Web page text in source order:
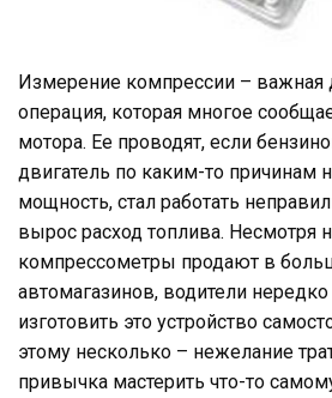
Измерение компрессии – важная
операция, которая многое
мотора. Ее проводят, если
двигатель по каким-то причинам
мощность, стал работать
вырос расход топлива. Несмотря
компрессометры продают в
автомагазинов, водители
изготовить это устройство
этому несколько – нежелание
привычка мастерить что-то